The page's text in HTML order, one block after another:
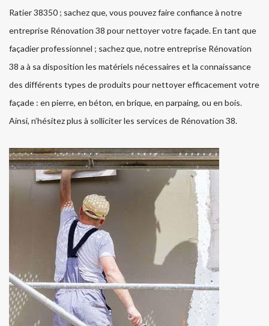
Ratier 38350 ; sachez que, vous pouvez faire confiance à notre
entreprise Rénovation 38 pour nettoyer votre façade. En tant que
façadier professionnel ; sachez que, notre entreprise Rénovation
38 a à sa disposition les matériels nécessaires et la connaissance
des différents types de produits pour nettoyer efficacement votre
façade : en pierre, en béton, en brique, en parpaing, ou en bois.
Ainsi, n’hésitez plus à solliciter les services de Rénovation 38.